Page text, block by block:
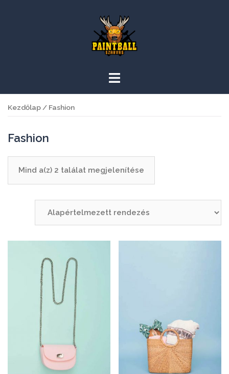
Kezdőlap / Fashion
Fashion
Mind a(z) 2 találat megjelenítése